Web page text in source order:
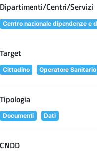
Dipartimenti/Centri/Servizi
Centro nazionale dipendenze e
Target
Cittadino Operatore Sanitario
Tipologia
Documenti Dati
CNDD